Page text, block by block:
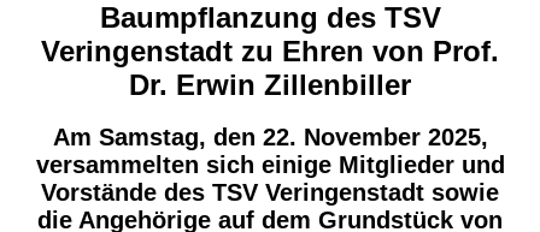
Baumpflanzung des TSV
Veringenstadt zu Ehren von Prof.
Dr. Erwin Zillenbiller
Am Samstag, den 22. November 2025,
versammelten sich einige Mitglieder und
Vorstände des TSV Veringenstadt sowie
die Angehörige auf dem Grundstück von